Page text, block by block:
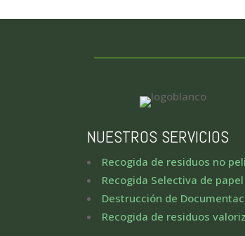
NUESTROS SERVICIOS
Recogida de residuos no
Recogida Selectiva de
Destrucción de
Recogida de residuos